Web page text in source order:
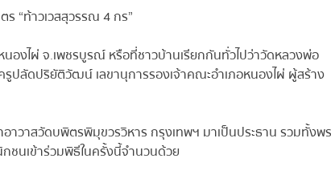
ร “ท้าวเวสสุวรรณ 4 กร”
องไผ่ จ.เพชรบูรณ์ หรือที่ชาวบ้านเรียกกันทั่วไปว่าวัดหลวงพ่อ
ดปริยัติวัฒน์ เลขานุการรองเจ้าคณะอำเภอหนองไผ่ ผู้สร้าง
าวาสวัดบพิตรพิมุขวรวิหาร กรุงเทพฯ มาเป็นประธาน รวมทั้งพระ
นเข้าร่วมพิธีในครั้งนี้จำนวนด้วย